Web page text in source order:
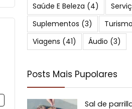
Saúde E Beleza (4)
Suplementos (3) Turismo
Viagens (41) Áudio (3)
Posts Mais Pupolares
Sal de